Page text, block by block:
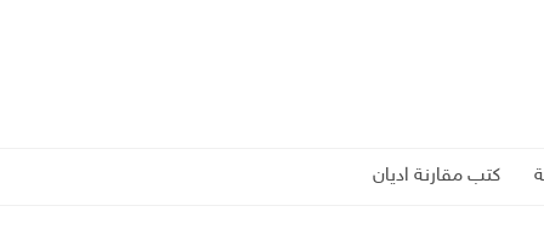
كتب مقارنة اديان